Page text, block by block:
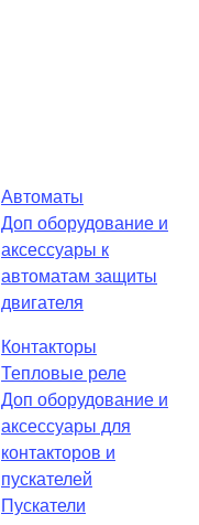
Автоматы
Доп оборудование и
аксессуары к
автоматам защиты
двигателя
Контакторы
Тепловые реле
Доп оборудование и
аксессуары для
контакторов и
пускателей
Пускатели